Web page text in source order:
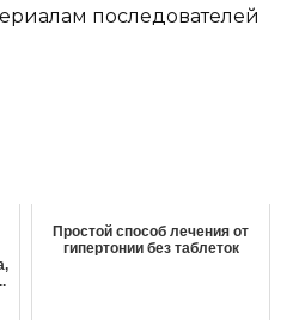
последователей
Простой способ лечения от
гипертонии без таблеток